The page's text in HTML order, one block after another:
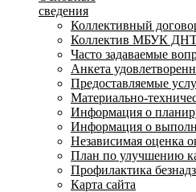
сведения
Коллективный
Коллектив МБУК ДНТ
Часто задаваемые
Анкета
Предоставляемые
Материально-
Информация о
Информация о
Независимая оценка
План по улучшению
Профилактика
Карта сайта